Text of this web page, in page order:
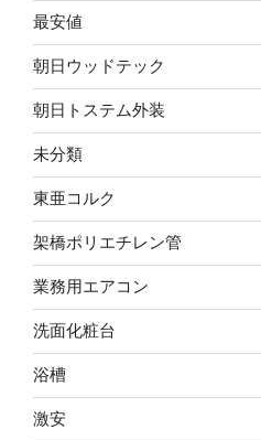
最安値
朝日ウッドテック
朝日トステム外装
未分類
東亜コルク
架橋ポリエチレン管
業務用エアコン
洗面化粧台
浴槽
激安